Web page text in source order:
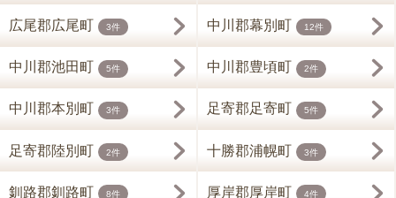
広尾郡広尾町 3件 中川郡幕別町 12件
中川郡池田町 5件 中川郡豊頃町 2件
中川郡本別町 3件 足寄郡足寄町 5件
足寄郡陸別町 2件 十勝郡浦幌町 3件
釧路郡釧路町 8件 厚岸郡厚岸町 4件